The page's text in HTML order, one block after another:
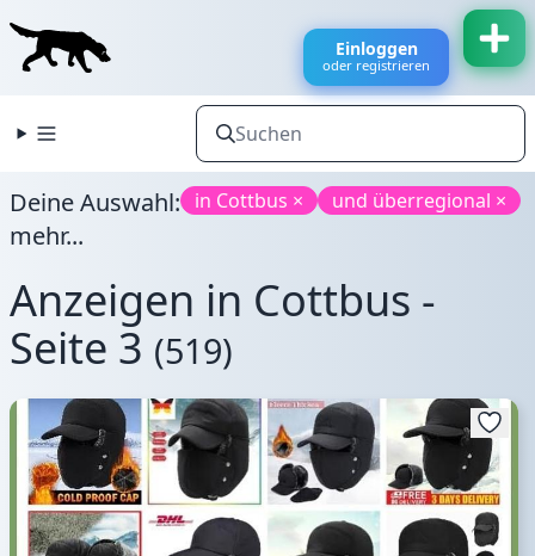
Einloggen
oder registrieren
Deine Auswahl: in Cottbus × und überregional ×
mehr...
Anzeigen in Cottbus -
Seite 3 (519)